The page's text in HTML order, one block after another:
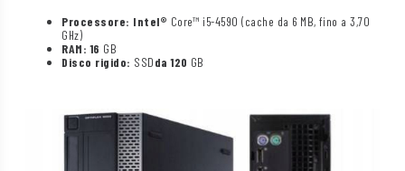
Processore: Intel® Core™ i5-4590 (cache da 6 MB, fino a 3,70
GHz)
RAM: 16 GB
Disco rigido: SSDda 120 GB